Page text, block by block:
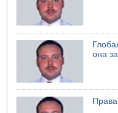
иракских ополченцев
она